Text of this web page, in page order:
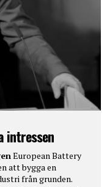
intressen
European Battery
att bygga en
från grunden.